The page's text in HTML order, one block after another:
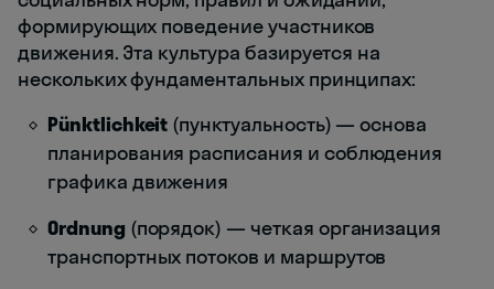
формирующих поведение участников
движения. Эта культура базируется на
нескольких фундаментальных принципах:
Pünktlichkeit (пунктуальность) — основа
планирования расписания и соблюдения
графика движения
Ordnung (порядок) — четкая организация
транспортных потоков и маршрутов